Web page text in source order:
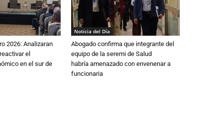
2026: Analizaran
el
en el sur de
Noticia del Día
Abogado confirma que integrante del
equipo de la seremi de Salud
habría amenazado con envenenar a
funcionaria